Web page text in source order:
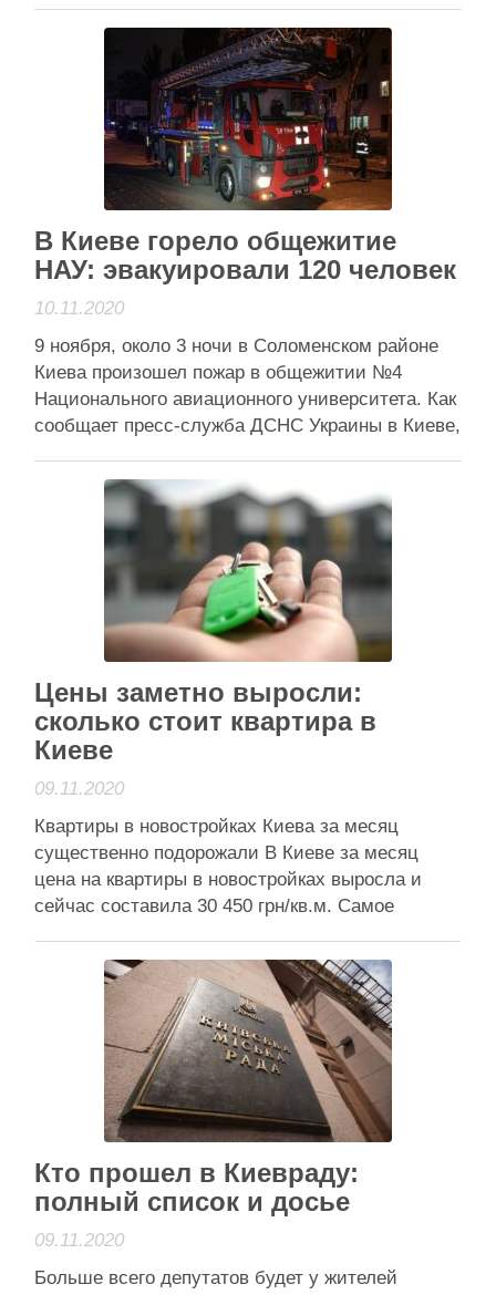
Сергій Броневицький в інтерв’ю виданню
“Вечірній Київ” розповів, як відбуватиметься
реновація. За його словами, нині, за
розпорядженням КМДА, в розробленні
перебуває …
Читати далі Активісти району
В Киеве горело общежитие
НАУ: эвакуировали 120 человек
10.11.2020
9 ноября, около 3 ночи в Соломенском районе
Киева произошел пожар в общежитии №4
Национального авиационного университета. Как
сообщает пресс-служба ДСНС Украины в Киеве,
огня нет. Пожар произошел на первом этаже п
‘пятиэтажки. Отмечается, что из помещения
спасатели эвакуировали 120 человек из верхних
этажей. Огонь распространился на …
Анонси
Цены заметно выросли:
сколько стоит квартира в
Киеве
09.11.2020
Квартиры в новостройках Киева за месяц
существенно подорожали В Киеве за месяц
цена на квартиры в новостройках выросла и
сейчас составила 30 450 грн/кв.м. Самое
Шевченковском районах. По данным Столичной
недвижимости, в октябре цены «упали» в
Святошинском (на 2,3%) и Днепровском (на
1,4%) районах. В …
Читати далі
Активісти району
Кто прошел в Киевраду:
полный список и досье
09.11.2020
Больше всего депутатов будет у жителей